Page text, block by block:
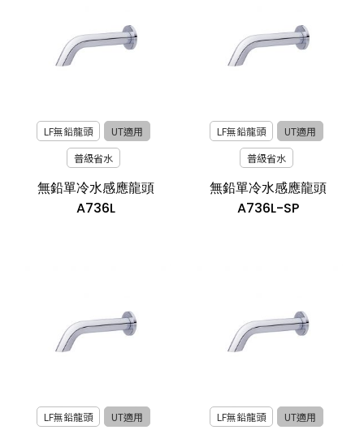
LF無鉛龍頭
UT適用
普級省水
無鉛單冷水感應龍頭
A736L
LF無鉛龍頭
UT適用
普級省水
無鉛單冷水感應龍頭
A736L-SP
LF無鉛龍頭
UT適用
LF無鉛龍頭
UT適用